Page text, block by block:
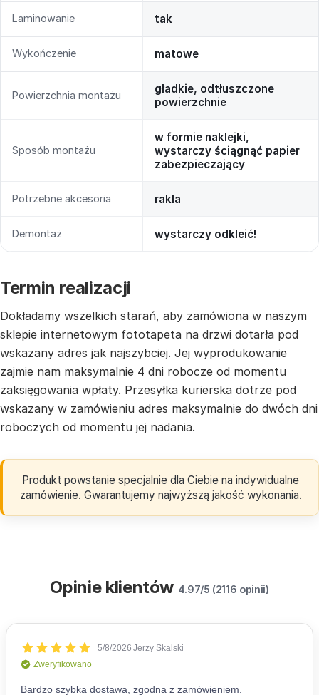
Laminowanie tak
Wykończenie matowe
Powierzchnia montażu
gładkie, odtłuszczone
powierzchnie
Sposób montażu
w formie naklejki,
wystarczy ściągnąć papier
zabezpieczający
Potrzebne akcesoria rakla
Demontaż wystarczy odkleić!
Termin realizacji
Dokładamy wszelkich starań, aby zamówiona w naszym
sklepie internetowym fototapeta na drzwi dotarła pod
wskazany adres jak najszybciej. Jej wyprodukowanie
zajmie nam maksymalnie 4 dni robocze od momentu
zaksięgowania wpłaty. Przesyłka kurierska dotrze pod
wskazany w zamówieniu adres maksymalnie do dwóch dni
roboczych od momentu jej nadania.
Produkt powstanie specjalnie dla Ciebie na indywidualne
zamówienie. Gwarantujemy najwyższą jakość wykonania.
Opinie klientów 4.97/5 (2116 opinii)